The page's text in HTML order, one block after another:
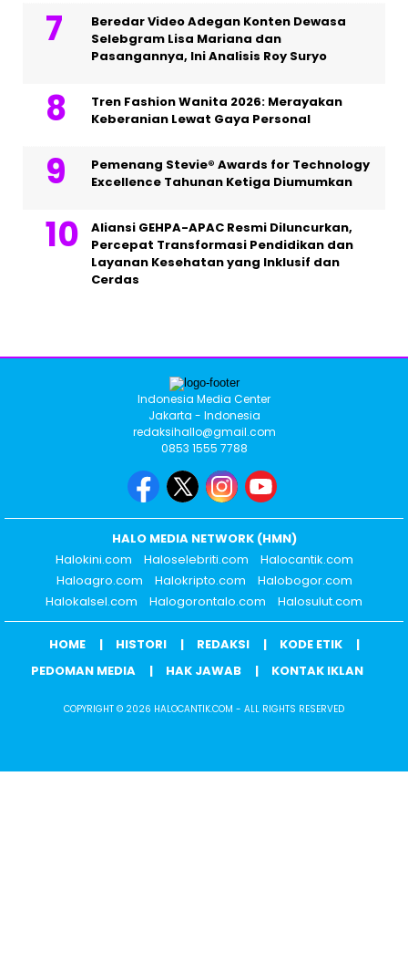
Beredar Video Adegan Konten Dewasa
Selebgram Lisa Mariana dan
Pasangannya, Ini Analisis Roy Suryo
Tren Fashion Wanita 2026: Merayakan
Keberanian Lewat Gaya Personal
Pemenang Stevie® Awards for Technology
Excellence Tahunan Ketiga Diumumkan
Aliansi GEHPA-APAC Resmi Diluncurkan,
Percepat Transformasi Pendidikan dan
Layanan Kesehatan yang Inklusif dan
Cerdas
Indonesia Media Center
Jakarta - Indonesia
redaksihallo@gmail.com
0853 1555 7788
HALO MEDIA NETWORK (HMN)
Halokini.com
Haloselebriti.com
Halocantik.com
Haloagro.com
Halokripto.com
Halobogor.com
Halokalsel.com
Halogorontalo.com Halosulut.com
HOME HISTORI REDAKSI
KODE ETIK
PEDOMAN MEDIA
HAK JAWAB KONTAK IKLAN
COPYRIGHT © 2026 HALOCANTIK.COM - ALL RIGHTS RESERVED